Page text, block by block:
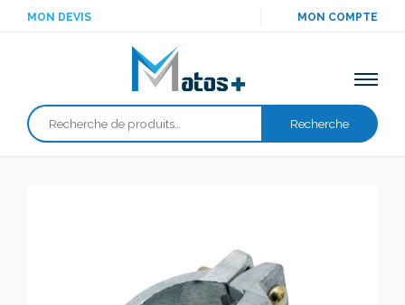
MON DEVIS MON COMPTE
Recherche
Recherche